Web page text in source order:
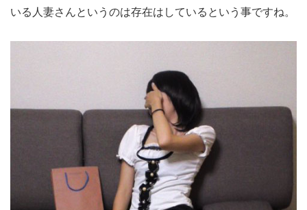
いる人妻さんというのは存在はしているという事ですね。